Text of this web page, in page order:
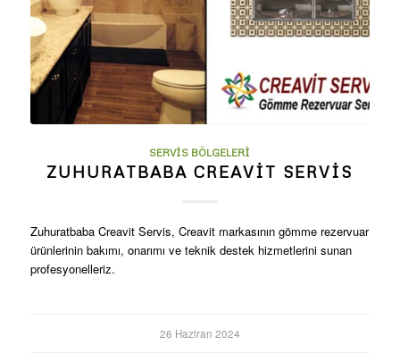
SERVIS BÖLGELERI
ZUHURATBABA CREAVIT SERVIS
Zuhuratbaba Creavit Servis, Creavit markasının gömme rezervuar
ürünlerinin bakımı, onarımı ve teknik destek hizmetlerini sunan
profesyonelleriz.
26 Haziran 2024